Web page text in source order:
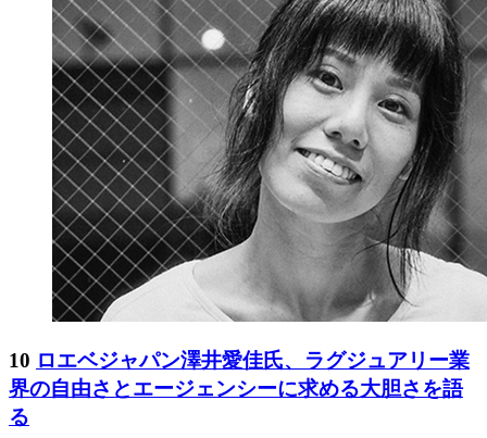
10 ロエベジャパン澤井愛佳氏、ラグジュアリー業
界の自由さとエージェンシーに求める大胆さを語
る